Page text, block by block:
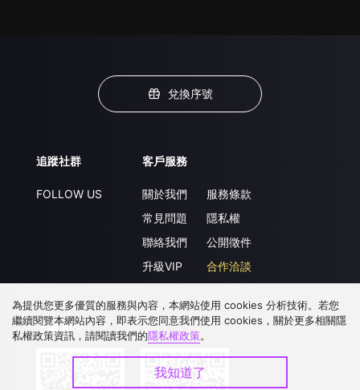
兌換序號
追蹤社群
FOLLOW US
客戶服務
關於我們
常見問題
聯絡我們
升級VIP
服務條款
隱私權
公開徵件
合作洽談
下載 APP
為提供您更多優質的服務與內容，本網站使用 cookies 分析技術。若您
繼續閱覽本網站內容，即表示您同意我們使用 cookies，關於更多相關隱
私權政策資訊，請閱讀我們的隱私權政策。
我知道了